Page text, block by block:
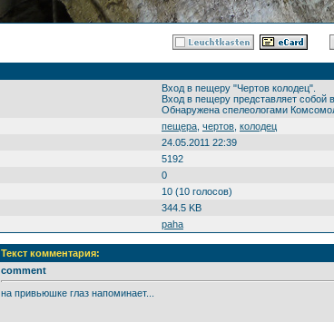
Вход в пещеру "Чертов колодец".
Вход в пещеру представляет собой
Обнаружена спелеологами
пещера чертов колодец
24.05.2011 22:39
5192
0
10 (10 голосов)
344.5 KB
paha
Текст комментария:
comment
на привьюшке глаз напоминает...